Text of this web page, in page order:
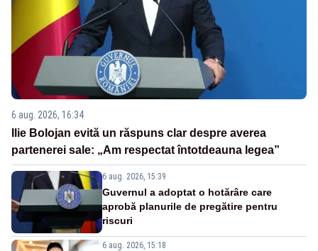
6 aug. 2026, 16:34
Ilie Bolojan evită un răspuns clar despre averea
partenerei sale: „Am respectat întotdeauna legea”
6 aug. 2026, 15:39
Guvernul a adoptat o hotărâre care
aprobă planurile de pregătire pentru
riscuri
6 aug. 2026, 15:18